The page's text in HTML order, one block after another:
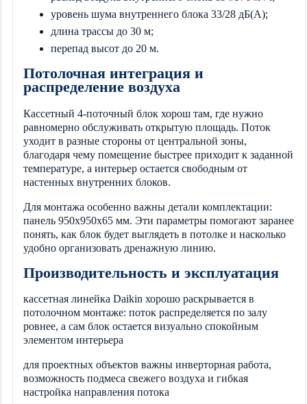
уровень шума внутреннего блока 33/28 дБ(А);
длина трассы до 30 м;
перепад высот до 20 м.
Потолочная интеграция и
распределение воздуха
Кассетный 4-поточный блок хорош там, где нужно
равномерно обслуживать открытую площадь. Поток
уходит в разные стороны от центральной зоны,
благодаря чему помещение быстрее приходит к заданной
температуре, а интерьер остается свободным от
настенных внутренних блоков.
Для монтажа особенно важны детали комплектации:
панель 950x950x65 мм. Эти параметры помогают заранее
понять, как блок будет выглядеть в потолке и насколько
удобно организовать дренажную линию.
Производительность и эксплуатация
кассетная линейка Daikin хорошо раскрывается в
потолочном монтаже: поток распределяется по залу
ровнее, а сам блок остается визуально спокойным
элементом интерьера
для проектных объектов важны инверторная работа,
возможность подмеса свежего воздуха и гибкая
настройка направления потока